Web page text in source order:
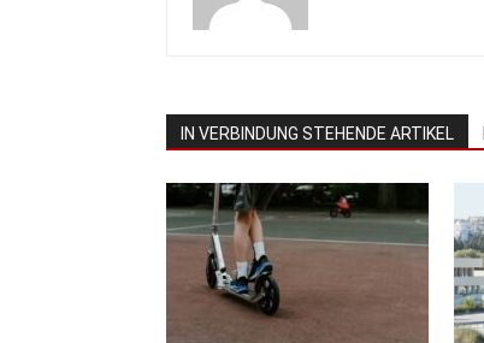
IN VERBINDUNG STEHENDE ARTIKEL